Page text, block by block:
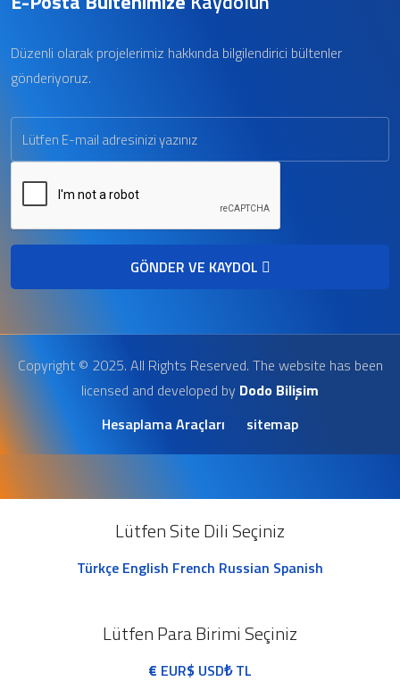
Düzenli olarak projelerimiz hakkında bilgilendirici bültenler
gönderiyoruz.
GÖNDER VE KAYDOL
Copyright © 2025. All Rights Reserved. The website has been
licensed and developed by Dodo Bilişim
Hesaplama Araçları
sitemap
Lütfen Site Dili Seçiniz
Türkçe English French Russian Spanish
Lütfen Para Birimi Seçiniz
€ EUR$ USD₺TL